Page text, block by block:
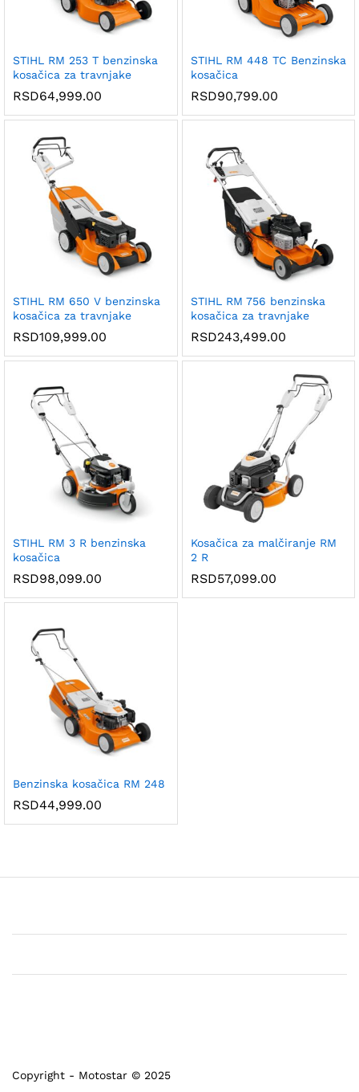
STIHL RM 253 T benzinska
kosačica za travnjake
RSD64,999.00
STIHL RM 448 TC Benzinska
kosačica
RSD90,799.00
STIHL RM 650 V benzinska
kosačica za travnjake
RSD109,999.00
STIHL RM 756 benzinska
kosačica za travnjake
RSD243,499.00
STIHL RM 3 R benzinska
kosačica
RSD98,099.00
Kosačica za malčiranje RM
2 R
RSD57,099.00
Benzinska kosačica RM 248
RSD44,999.00
Copyright - Motostar © 2025